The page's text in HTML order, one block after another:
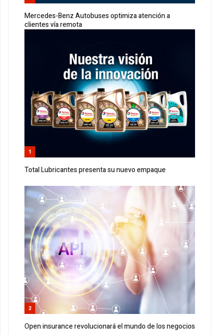
Mercedes-Benz Autobuses optimiza atención a
clientes vía remota
1
Total Lubricantes presenta su nuevo empaque
2
Open insurance revolucionará el mundo de los negocios